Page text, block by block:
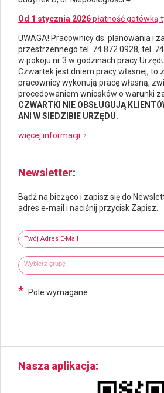
Od 1 stycznia 2026płatność gotówką
UWAGA! Pracownicy ds. planowania i
przestrzennego tel. 74 872 0928, tel.
w pokoju nr 3 w godzinach pracy
Czwartek jest dniem pracy własnej, to
pracownicy wykonują pracę własną,
procedowaniem wniosków o warunki
CZWARTKI NIE OBSŁUGUJĄ
ANI W SIEDZIBIE URZĘDU.
więcej informacji
Newsletter
Bądź na bieżąco i zapisz się do
adres e-mail i naciśnij przycisk Zapisz.
Twój adres e-mail
Wybierz grupy tematyczne
Wpisz wyszukiwaną fraze
* Pole wymagane
Nasza aplikacja